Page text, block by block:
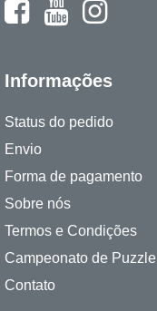
Informações
Status do pedido
Envio
Forma de pagamento
Sobre nós
Termos e Condições
Campeonato de Puzzle
Contato